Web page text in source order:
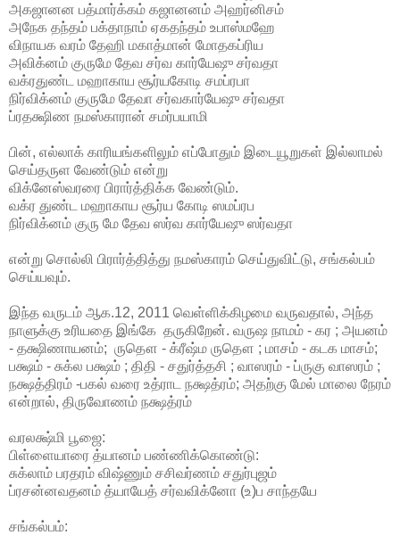
அகஜானன பத்மார்க்கம் கஜானனம் அஹர்னிசம்
அநேக தந்தம் பக்தாநாம் ஏகதந்தம் உபாஸ்மஹே
விநாயக வரம் தேஹி மகாத்மான் மோதகப்ரிய
அவிக்னம் குருமே தேவ சர்வ கார்யேஷு சர்வதா
வக்ரதுண்ட மஹாகாய சூர்யகோடி சமப்ரபா
நிர்விக்னம் குருமே தேவா சர்வகார்யேஷு சர்வதா
ப்ரதக்ஷிண நமஸ்காரான் சமர்பயாமி
பின், எல்லாக் காரியங்களிலும் எப்போதும் இடையூறுகள் இல்லாமல்
செய்தருள வேண்டும் என்று
விக்னேஸ்வரரை பிரார்த்திக்க வேண்டும்.
வக்ர துண்ட மஹாகாய சூர்ய கோடி ஸமப்ரப
நிர்விக்னம் குரு மே தேவ ஸர்வ கார்யேஷு ஸர்வதா
என்று சொல்லி பிரார்த்தித்து நமஸ்காரம் செய்துவிட்டு, சங்கல்பம்
செய்யவும்.
இந்த வருடம் ஆக.12, 2011 வெள்ளிக்கிழமை வருவதால், அந்த
நாளுக்கு உரியதை இங்கே தருகிறேன். வருஷ நாமம் - கர ; அயனம்
- தக்ஷிணாயனம்; ருதௌ - க்ரீஷ்ம ருதௌ ; மாசம் - கடக மாசம்;
பக்ஷம் - சுக்ல பக்ஷம் ; திதி - சதுர்த்தசி ; வாஸரம் - ப்ருகு வாஸரம் ;
நக்ஷத்திரம் -பகல் வரை உத்ராட நக்ஷத்ரம்; அதற்கு மேல் மாலை நேரம்
என்றால், திருவோணம் நக்ஷத்ரம்
வரலக்ஷ்மி பூஜை:
பிள்ளையாரை த்யானம் பண்ணிக்கொண்டு:
சுக்லாம் பரதரம் விஷ்ணும் சசிவர்ணம் சதுர்புஜம்
ப்ரசன்னவதனம் த்யாயேத் சர்வவிக்னோ (உ)ப சாந்தயே
சங்கல்பம்: